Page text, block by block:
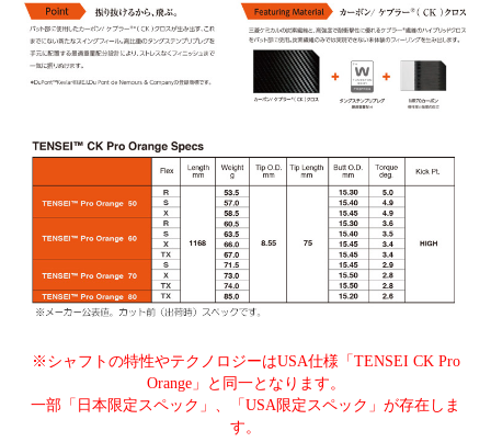
※シャフトの特性やテクノロジーはUSA仕様「TENSEI CK Pro
Orange」と同一となります。
一部「日本限定スペック」、「USA限定スペック」が存在しま
す。